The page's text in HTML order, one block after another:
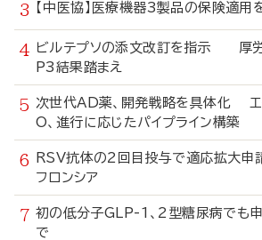
【中医協】医療機器3製品の保険適
ビルテプソの添文改訂を指示 厚
P3結果踏まえ
次世代AD薬、開発戦略を具体化 エ
O、進行に応じたパイプライン構築
RSV抗体の2回目投与で適応拡大
フロンシア
初の低分子GLP-1、2型糖尿病でも
で